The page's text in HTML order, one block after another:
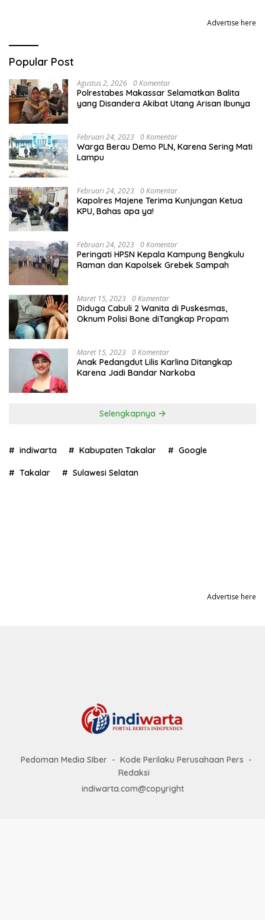
Advertise here
Popular Post
Agustus 2, 2026 0 Komentar
Polrestabes Makassar Selamatkan Balita
yang Disandera Akibat Utang Arisan Ibunya
Februari 24, 2023 0 Komentar
Warga Berau Demo PLN, Karena Sering Mati
Lampu
Februari 24, 2023 0 Komentar
Kapolres Majene Terima Kunjungan Ketua
KPU, Bahas apa ya!
Februari 24, 2023 0 Komentar
Peringati HPSN Kepala Kampung Bengkulu
Raman dan Kapolsek Grebek Sampah
Maret 15, 2023 0 Komentar
Diduga Cabuli 2 Wanita di Puskesmas,
Oknum Polisi Bone diTangkap Propam
Maret 15, 2023 0 Komentar
Anak Pedangdut Lilis Karlina Ditangkap
Karena Jadi Bandar Narkoba
Selengkapnya
indiwarta Kabupaten Takalar Google
Takalar Sulawesi Selatan
Advertise here
Pedoman Media SIber
Kode Perilaku Perusahaan Pers
Redaksi
indiwarta.com@copyright